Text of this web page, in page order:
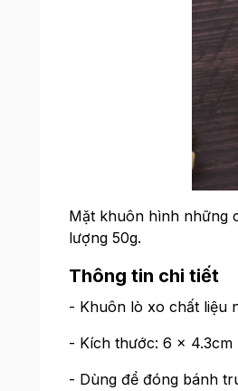
Mặt khuôn hình những
lượng 50g.
Thông tin chi tiết
- Khuôn lò xo chất liệu
- Kích thước: 6 x 4.3cm
- Dùng để đóng bánh